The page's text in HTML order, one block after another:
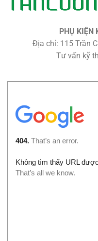
PHỤ KIỆN
Địa chỉ: 115 Trần
Tư vấn kỹ